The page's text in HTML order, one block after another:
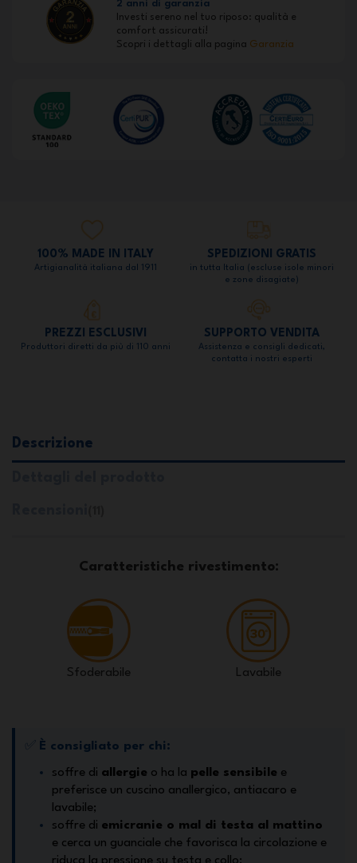
2 anni di garanzia
Investi sereno nel tuo riposo: qualità e
comfort assicurati!
Scopri i dettagli alla pagina Garanzia
100% MADE IN ITALY
Artigianalità italiana dal 1911
SPEDIZIONI GRATIS
in tutta Italia (escluse isole minori
e zone disagiate)
PREZZI ESCLUSIVI
Produttori diretti da più di 110 anni
SUPPORTO VENDITA
Assistenza e consigli dedicati,
contatta i nostri esperti
Descrizione
Caratteristiche rivestimento:
Sfoderabile Lavabile
È consigliato per chi:
soffre di allergie o ha la pelle sensibile e
preferisce un cuscino anallergico, antiacaro e
lavabile;
soffre di emicranie o mal di testa al mattino
e cerca un guanciale che favorisca la circolazione e
riduca la pressione su testa e collo;